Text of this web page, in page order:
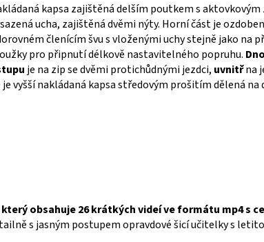
kapsa zajištěná delším poutkem s aktovkovým
ucha, zajištěná dvěmi nýty. Horní část je
členícím švu s vloženými uchy stejně jako na
pro připnutí délkově nastavitelného popruhu. Dno
je na zip se dvěmi protichůdnými jezdci, uvnitřna
vyšší nakládaná kapsa středovým prošitím dělená na
obsahuje 26 krátkých videí ve formátu mp4 s
s jasným postupem opravdové šicí učitelky s